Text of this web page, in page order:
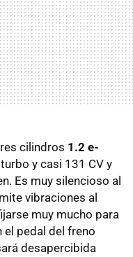
cilindros 1.2 e-
y casi 131 CV y
Es muy silencioso al
vibraciones al
muy mucho para
el pedal del freno
desapercibida